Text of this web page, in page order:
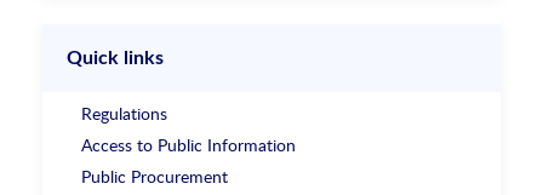
Quick links
Regulations
Access to Public Information
Public Procurement